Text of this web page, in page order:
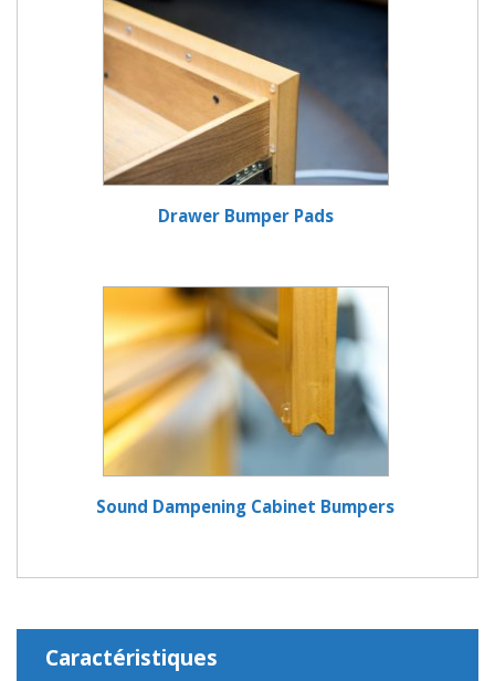
Drawer Bumper Pads
Sound Dampening Cabinet Bumpers
Caractéristiques